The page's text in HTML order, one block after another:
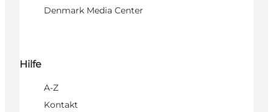
Denmark Media Center
Hilfe
A-Z
Kontakt